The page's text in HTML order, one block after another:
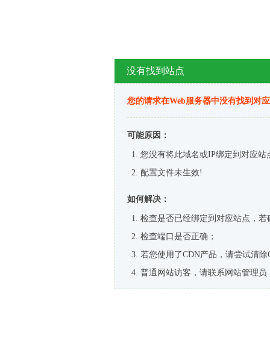
没有找到站点
您的请求在Web服务器中没有找到对
可能原因：
您没有将此域名或IP绑定到对应站
配置文件未生效!
如何解决：
检查是否已经绑定到对应站点，
检查端口是否正确；
若您使用了CDN产品，请尝试清除
普通网站访客，请联系网站管理员